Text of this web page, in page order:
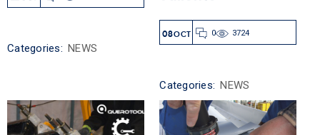
Categories: NEWS
08OCT 0 3724
Categories: NEWS